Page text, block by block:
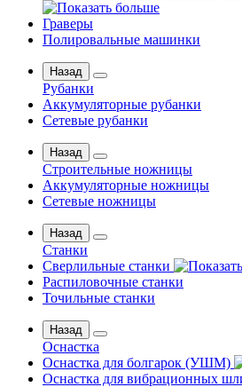
Граверы
Полировальные машинки
Назад
Рубанки
Аккумуляторные рубанки
Сетевые рубанки
Назад
Строительные ножницы
Аккумуляторные ножницы
Сетевые ножницы
Назад
Станки
Сверлильные станки
Распиловочные станки
Точильные станки
Назад
Оснастка
Оснастка для болгарок (УШМ)
Оснастка для вибрационных